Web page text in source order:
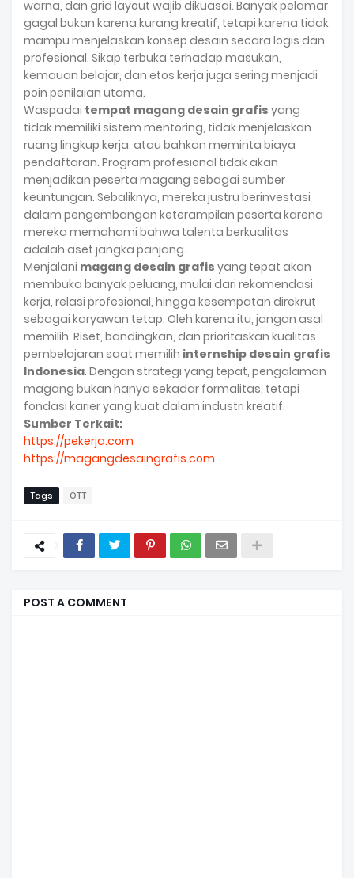
warna, dan grid layout wajib dikuasai. Banyak pelamar
gagal bukan karena kurang kreatif, tetapi karena tidak
mampu menjelaskan konsep desain secara logis dan
profesional. Sikap terbuka terhadap masukan,
kemauan belajar, dan etos kerja juga sering menjadi
poin penilaian utama.
Waspadai tempat magang desain grafis yang
tidak memiliki sistem mentoring, tidak menjelaskan
ruang lingkup kerja, atau bahkan meminta biaya
pendaftaran. Program profesional tidak akan
menjadikan peserta magang sebagai sumber
keuntungan. Sebaliknya, mereka justru berinvestasi
dalam pengembangan keterampilan peserta karena
mereka memahami bahwa talenta berkualitas
adalah aset jangka panjang.
Menjalani magang desain grafis yang tepat akan
membuka banyak peluang, mulai dari rekomendasi
kerja, relasi profesional, hingga kesempatan direkrut
sebagai karyawan tetap. Oleh karena itu, jangan asal
memilih. Riset, bandingkan, dan prioritaskan kualitas
pembelajaran saat memilih internship desain grafis
Indonesia. Dengan strategi yang tepat, pengalaman
magang bukan hanya sekadar formalitas, tetapi
fondasi karier yang kuat dalam industri kreatif.
Sumber Terkait:
https://pekerja.com
https://magangdesaingrafis.com
Tags OTT
POST A COMMENT